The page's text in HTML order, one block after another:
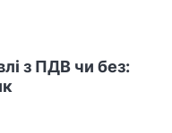
з ПДВ чи без: